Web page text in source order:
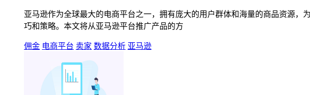
亚马逊作为全球最大的电商平台之一，拥有庞大的用户群体和海量的商品资源
巧和策略。本文将从亚马逊平台推广产品的方
佣金 电商平台 卖家 数据分析 亚马逊